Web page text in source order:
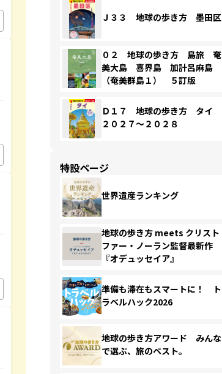
Ｊ３３ 地球の歩き方 墨田区
０２ 地球の歩き方 島旅 奄
美大島 喜界島 加計呂麻島
（奄美群島１） ５訂版
Ｄ１７ 地球の歩き方 タイ
２０２７～２０２８
特設ページ
世界遺産ランキング
地球の歩き方 meets クリスト
ファー・ノーラン監督最新作
『オデュッセイア』
準備も滞在もスマートに！ ト
ラベルハック2026
地球の歩き方アワード みんな
で選ぶ、旅のベスト。